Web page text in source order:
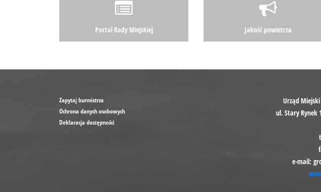
Portal Rady Miejskiej Jakość powietrza
Zapytaj burmistrza
Ochrona danych osobowych
Deklaracja dostępności
Urząd
ul. Stary Rynek
e-mail: